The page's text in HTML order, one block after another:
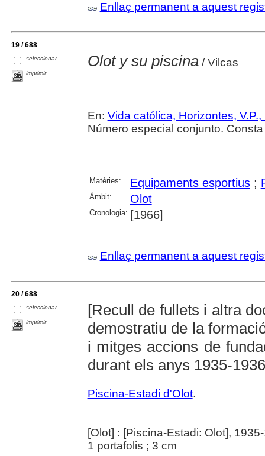
Enllaç permanent a aquest
19 / 688
seleccionar
imprimir
Olot y su piscina/ Vilcas
En: Vida católica, Horizontes, V.P.,
Número especial conjunto.
Matèries: Equipaments esportius;
Àmbit: Olot
Cronologia: [1966]
Enllaç permanent a aquest
20 / 688
seleccionar
imprimir
[Recull de fullets i altra
demostratiu de la
i mitges accions de
durant els anys 1935-
Piscina-Estadi d'Olot.
[Olot] : [Piscina-Estadi: Olot],
1 portafolis ; 3 cm